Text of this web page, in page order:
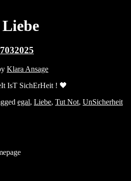
Liebe
Klara Ansage
IsT SichErHeit ! 🖤
egal, Liebe, Tut Not, UnSicherheit